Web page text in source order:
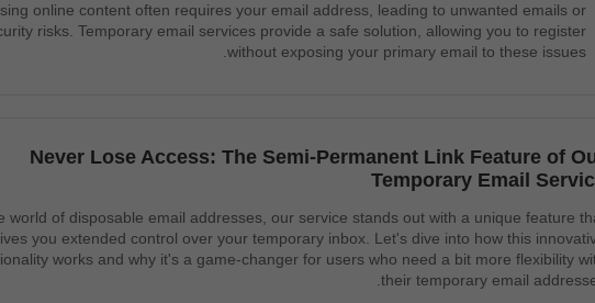
online content often requires your email address, leading to unwanted emails or
risks. Temporary email services provide a safe solution, allowing you to register
without exposing your primary email to these issues.
Never Lose Access: The Semi-Permanent Link Feature of
Temporary Email
world of disposable email addresses, our service stands out with a unique feature
you extended control over your temporary inbox. Let's dive into how this
works and why it's a game-changer for users who need a bit more flexibility
their temporary email